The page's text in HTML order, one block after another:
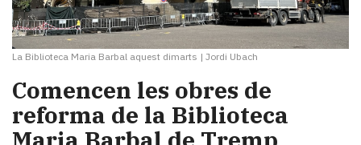
La Biblioteca Maria Barbal aquest dimarts | Jordi Ubach
Comencen les obres de
reforma de la Biblioteca